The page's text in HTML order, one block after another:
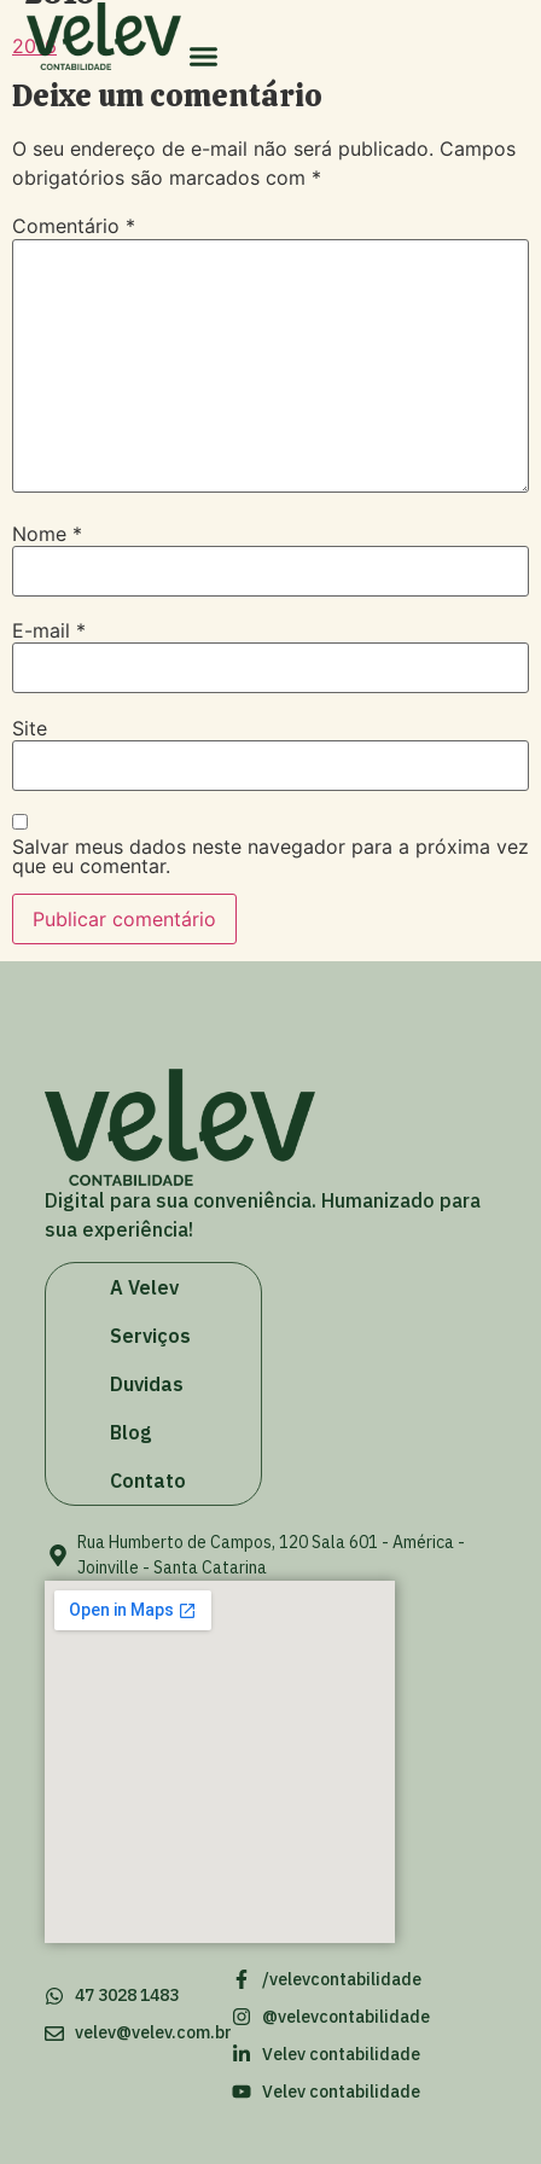
2016
Deixe um comentário
O seu endereço de e-mail não será publicado. Campos
obrigatórios são marcados com *
Comentário *
Nome *
E-mail *
Site
Salvar meus dados neste navegador para a próxima vez
que eu comentar.
Digital para sua conveniência. Humanizado para
sua experiência!
A Velev
Serviços
Duvidas
Blog
Contato
Rua Humberto de Campos, 120 Sala 601 - América -
Joinville - Santa Catarina
/velevcontabilidade
@velevcontabilidade
Velev contabilidade
Velev contabilidade
47 3028 1483
velev@velev.com.br